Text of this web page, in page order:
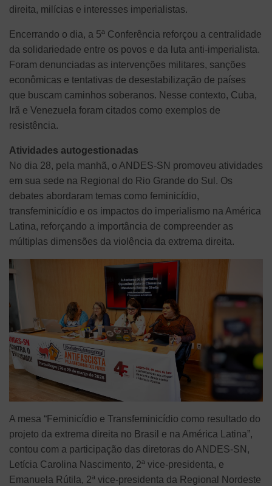
direita, milícias e interesses imperialistas.
Encerrando o dia, a 5ª Conferência reforçou a centralidade
da solidariedade entre os povos e da luta anti-imperialista.
Foram denunciadas as intervenções militares, sanções
econômicas e tentativas de desestabilização de países
que buscam caminhos soberanos. Nesse contexto, Cuba,
Irã e Venezuela foram citados como exemplos de
resistência.
Atividades autogestionadas
No dia 28, pela manhã, o ANDES-SN promoveu atividades
em sua sede na Regional do Rio Grande do Sul. Os
debates abordaram temas como feminicídio,
transfeminicídio e os impactos do imperialismo na América
Latina, reforçando a importância de compreender as
múltiplas dimensões da violência da extrema direita.
A mesa “Feminicídio e Transfeminicídio como resultado do
projeto da extrema direita no Brasil e na América Latina”,
contou com a participação das diretoras do ANDES-SN,
Letícia Carolina Nascimento, 2ª vice-presidenta, e
Emanuela Rútila, 2ª vice-presidenta da Regional Nordeste